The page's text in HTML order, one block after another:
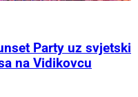
Party uz svjetski
na Vidikovcu